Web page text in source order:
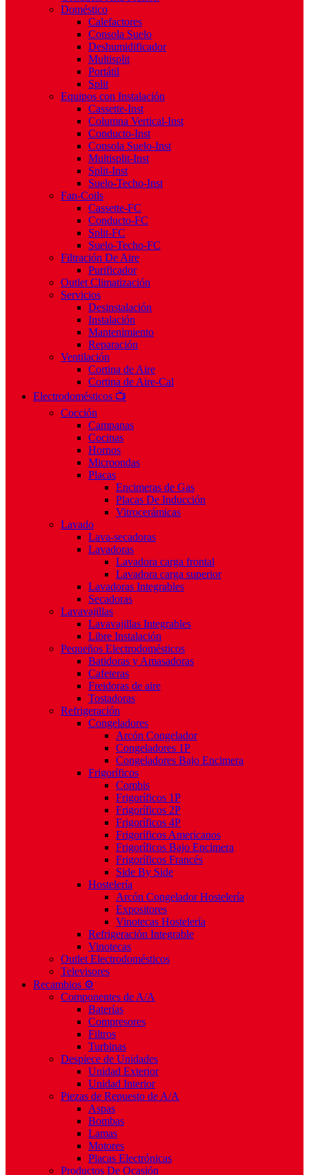
Doméstico
Calefactores
Consola Suelo
Deshumidificador
Multisplit
Portátil
Split
Equipos con Instalación
Cassette-Inst
Columna Vertical-Inst
Conducto-Inst
Consola Suelo-Inst
Multisplit-Inst
Split-Inst
Suelo-Techo-Inst
Fan-Coils
Cassette-FC
Conducto-FC
Split-FC
Suelo-Techo-FC
Filtración De Aire
Purificador
Outlet Climatización
Servicios
Desinstalación
Instalación
Mantenimiento
Reparación
Ventilación
Cortina de Aire
Cortina de Aire-Cal
Electrodomésticos 📺
Cocción
Campanas
Cocinas
Hornos
Microondas
Placas
Encimeras de Gas
Placas De Inducción
Vitrocerámicas
Lavado
Lava-secadoras
Lavadoras
Lavadora carga frontal
Lavadora carga superior
Lavadoras Integrables
Secadoras
Lavavajillas
Lavavajillas Integrables
Libre Instalación
Pequeños Electrodomésticos
Batidoras y Amasadoras
Cafeteras
Freidoras de aire
Tostadoras
Refrigeración
Congeladores
Arcón Congelador
Congeladores 1P
Congeladores Bajo Encimera
Frigoríficos
Combis
Frigoríficos 1P
Frigoríficos 2P
Frigoríficos 4P
Frigoríficos Americanos
Frigoríficos Bajo Encimera
Frigoríficos Francés
Side By Side
Hostelería
Arcón Congelador Hostelería
Expositores
Vinotecas Hostelería
Refrigeración Integrable
Vinotecas
Outlet Electrodomésticos
Televisores
Recambios ⚙️
Componentes de A/A
Baterías
Compresores
Filtros
Turbinas
Despiece de Unidades
Unidad Exterior
Unidad Interior
Piezas de Repuesto de A/A
Aspas
Bombas
Lamas
Motores
Placas Electrónicas
Productos De Ocasión